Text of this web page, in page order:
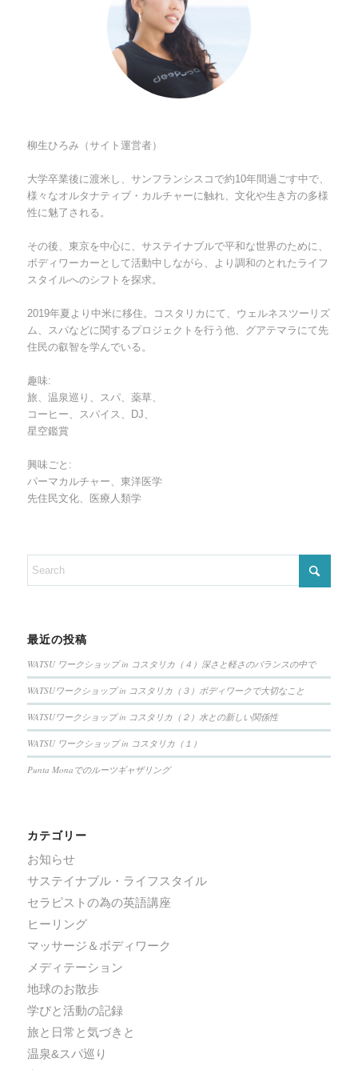
柳生ひろみ（サイト運営者）
大学卒業後に渡米し、サンフランシスコで約10年間過ごす中で、
様々なオルタナティブ・カルチャーに触れ、文化や生き方の多様
性に魅了される。
その後、東京を中心に、サステイナブルで平和な世界のために、
ボディワーカーとして活動中しながら、より調和のとれたライフ
スタイルへのシフトを探求。
2019年夏より中米に移住。コスタリカにて、ウェルネスツーリズ
ム、スパなどに関するプロジェクトを行う他、グアテマラにて先
住民の叡智を学んでいる。
趣味:
旅、温泉巡り、スパ、薬草、
コーヒー、スパイス、DJ、
星空鑑賞
興味ごと:
パーマカルチャー、東洋医学
先住民文化、医療人類学
最近の投稿
WATSU ワークショップ in コスタリカ（４）深さと軽さのバランスの中で
WATSUワークショップ in コスタリカ（３）ボディワークで大切なこと
WATSUワークショップ in コスタリカ（２）水との新しい関係性
WATSU ワークショップ in コスタリカ（１）
Punta Monaでのルーツギャザリング
カテゴリー
お知らせ
サステイナブル・ライフスタイル
セラピストの為の英語講座
ヒーリング
マッサージ＆ボディワーク
メディテーション
地球のお散歩
学びと活動の記録
旅と日常と気づきと
温泉&スパ巡り